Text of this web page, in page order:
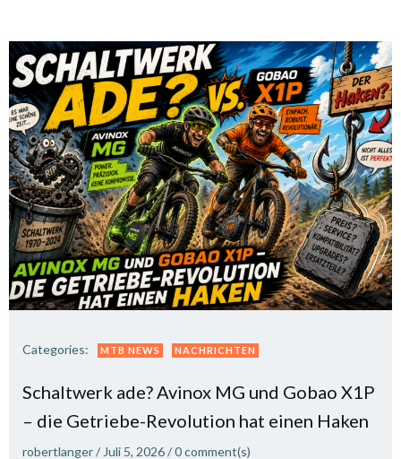
Categories: MTB NEWS NACHRICHTEN
Schaltwerk ade? Avinox MG und Gobao X1P
– die Getriebe-Revolution hat einen Haken
robertlanger/ Juli 5, 2026/0comment(s)